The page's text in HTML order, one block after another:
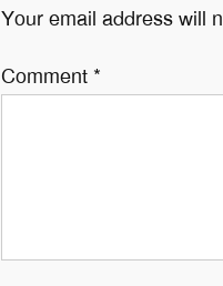
Your email address will
Comment *